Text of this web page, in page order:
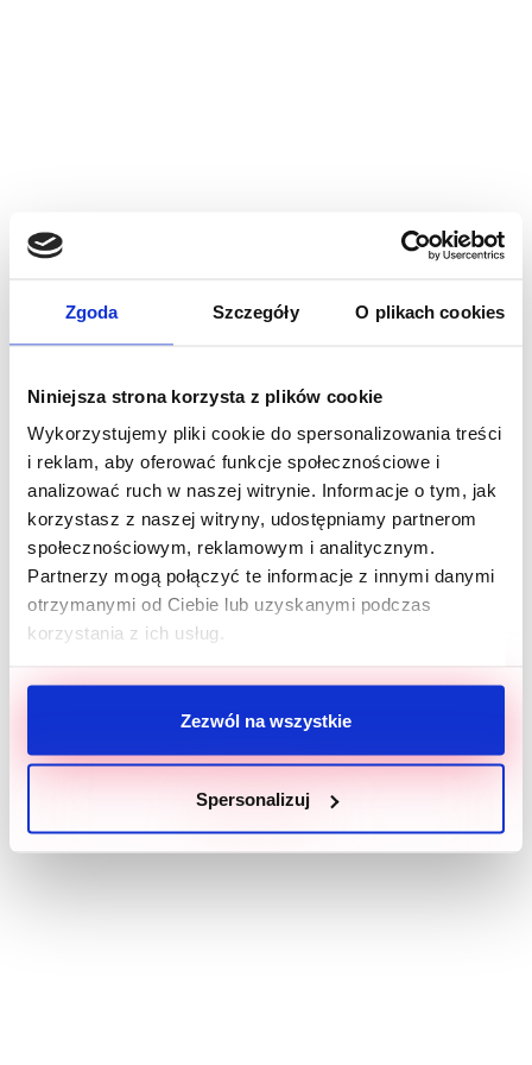
Zgoda Szczegóły O plikach cookies
Niniejsza strona korzysta z plików cookie
Wykorzystujemy pliki cookie do spersonalizowania treści
i reklam, aby oferować funkcje społecznościowe i
analizować ruch w naszej witrynie. Informacje o tym, jak
korzystasz z naszej witryny, udostępniamy partnerom
społecznościowym, reklamowym i analitycznym.
Partnerzy mogą połączyć te informacje z innymi danymi
otrzymanymi od Ciebie lub uzyskanymi podczas
korzystania z ich usług.
Zezwól na wszystkie
Spersonalizuj